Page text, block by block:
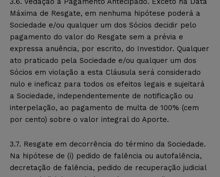
Máxima de Resgate, em nenhuma hipótese poderá a
Sociedade e/ou qualquer um dos Sócios decidir pelo
pagamento do valor do Resgate sem a prévia e
expressa anuência, por escrito, do Investidor. Qualquer
ato praticado pela Sociedade e/ou qualquer um dos
Sócios em violação a esta Cláusula será considerado
nulo e ineficaz para todos os efeitos legais e sujeitará
a Sociedade, independentemente de notificação ou
interpelação, ao pagamento de multa de 100% (cem
por cento) sobre o valor integral do Aporte.
3.7. Resgate em decorrência do término da Sociedade.
Na hipótese de (i) pedido de falência ou autofalência,
decretação de falência, pedido de recuperação judicial